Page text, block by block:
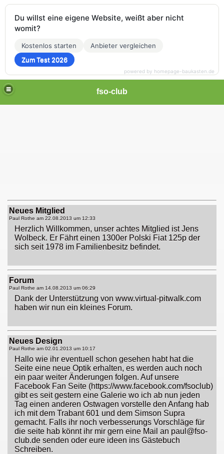
fso-club
Neues Mitglied
Paul Rothe am 22.08.2013 um 12:33
Herzlich Willkommen, unser achtes Mitglied ist Jens
Wolbeck. Er Fährt einen 1300er Polski Fiat 125p der
sich seit 1978 im Familienbesitz befindet.
Forum
Paul Rothe am 14.08.2013 um 06:29
Dank der Unterstützung von www.virtual-pitwalk.com
haben wir nun ein kleines Forum.
Neues Design
Paul Rothe am 02.01.2013 um 10:17
Hallo wie ihr eventuell schon gesehen habt hat die
Seite eine neue Optik erhalten, es werden auch noch
ein paar weiter Änderungen folgen. Auf unsere
Facebook Fan Seite (https://www.facebook.com/fsoclub)
gibt es seit gestern eine Galerie wo ich ab nun jeden
Tag einen anderen Ostwagen vorstelle den Anfang hab
ich mit dem Trabant 601 und dem Simson Supra
gemacht. Falls ihr noch verbesserungs Vorschläge für
die seite hab könnt ihr mir gern eine Mail an paul@fso-
club.de senden oder eure ideen ins Gästebuch
Schreiben.
Du willst eine eigene Website, weißt aber nicht
womit?
Kostenlos starten
Anbieter vergleichen
Zum Test 2026
powered by homepage-baukasten.de